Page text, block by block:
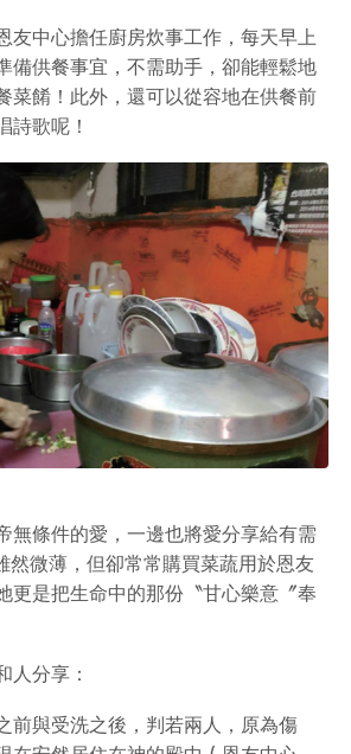
友中心擔任廚房炊事工作，每天早上
備供餐事宜，不需助手，卻能輕鬆地
菜餚！此外，還可以從容地在供餐前
詩歌呢！
無條件的愛，一邊也將愛分享給有需
微薄，但卻常常購買菜蔬用於恩友
更是把生命中的那份〝甘心樂意〞奉
人分享：
前與受洗之後，判若兩人，原為傷